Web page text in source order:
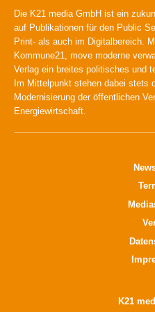
Die K21 media GmbH ist ein
auf Publikationen für den Public
Print- als auch im Digitalbereich.
Kommune21, move moderne
Verlag ein breites politisches und
Im Mittelpunkt stehen dabei stets
Modernisierung der öffentlichen
Energiewirtschaft.
K21